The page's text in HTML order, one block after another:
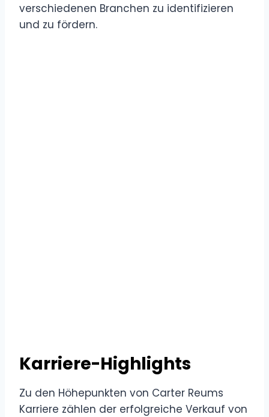
verschiedenen Branchen zu identifizieren
und zu fördern.
Karriere-Highlights
Zu den Höhepunkten von Carter Reums
Karriere zählen der erfolgreiche Verkauf von